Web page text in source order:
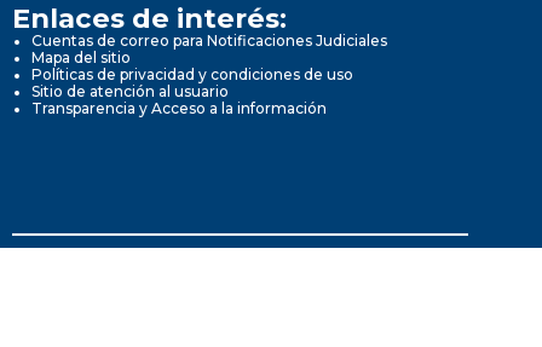
Enlaces de interés:
Cuentas de correo para Notificaciones Judiciales
Mapa del sitio
Políticas de privacidad y condiciones de uso
Sitio de atención al usuario
Transparencia y Acceso a la información